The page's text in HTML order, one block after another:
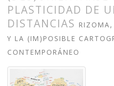
PLASTICIDAD DE
DISTANCIAS
Y LA (IM)POSIBLE
CONTEMPORÁNEO